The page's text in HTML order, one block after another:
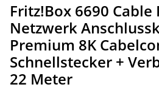
Fritz!Box 6690 Cable
Netzwerk
Premium 8K
Schnellstecker +
22 Meter